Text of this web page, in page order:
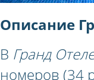
Описание
В Гранд
номеров (34